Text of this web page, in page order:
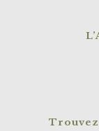
Trouvez